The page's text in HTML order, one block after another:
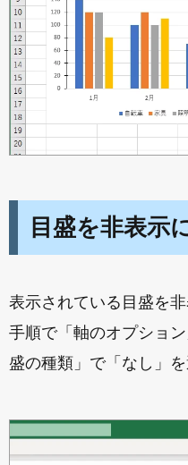
目盛を非表示
表示されている目盛を
手順で「軸のオプショ
盛の種類」で「なし」を